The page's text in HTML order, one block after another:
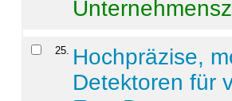
25. Hochpräzise,
Detektoren für